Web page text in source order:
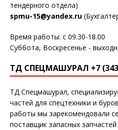
тендерного отдела)
spmu-15@yandex.ru
Время работы: с 09.30-18.00
Суббота, Воскресенье -
ТД СПЕЦМАШУРАЛ +7
ТД Спецмашурал,
частей для спецтехники и
работы мы зарекомендовали
поставщик запасных